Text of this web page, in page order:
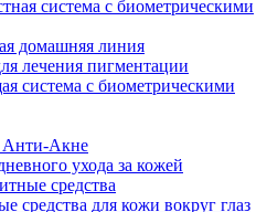
система с биометрическими
домашняя линия
лечения пигментации
система с биометрическими
Анти-Акне
ухода за кожей
средства
средства для кожи вокруг глаз